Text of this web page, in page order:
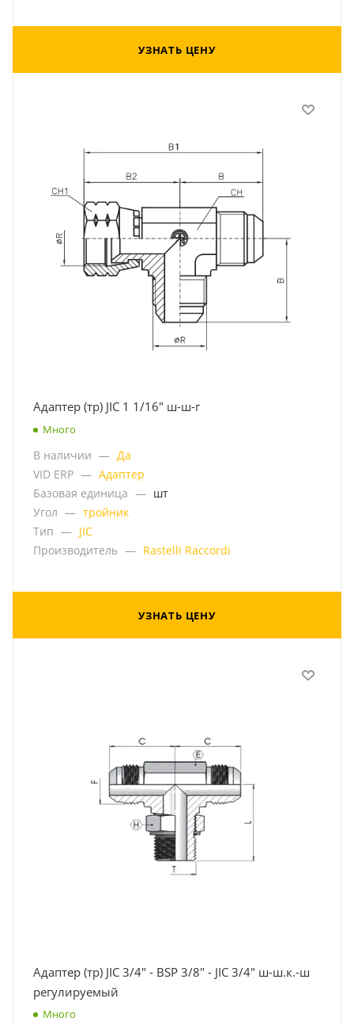
УЗНАТЬ ЦЕНУ
Адаптер (тр) JIC 1 1/16" ш-ш-г
Много
В наличии — Да
VID ERP — Адаптер
Базовая единица — шт
Угол — тройник
Тип — JIC
Производитель — Rastelli Raccordi
УЗНАТЬ ЦЕНУ
Адаптер (тр) JIC 3/4" - BSP 3/8" - JIC 3/4" ш-ш.к.-ш
регулируемый
Много